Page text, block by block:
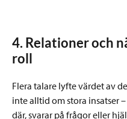
4. Relationer och
roll
Flera talare lyfte värdet av
inte alltid om stora insatser
där, svarar på frågor eller